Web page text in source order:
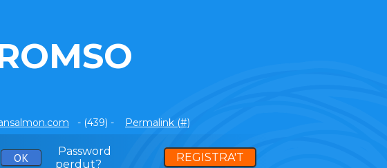
- (439) - Permalink (#)
Password
perdut?
REGISTRA'T